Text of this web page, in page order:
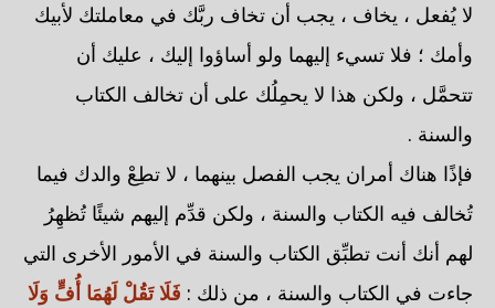
لا يُفعل ، يخاف ، يجب أن تخاف ربَّك في معاملتك لأبيك
وأمك ؛ فلا تسيء إليهما ولو أساؤوا إليك ، عليك أن
تتحمَّل ، ولكن هذا لا يحمِلُك على أن تخالف الكتاب
والسنة .
فإذًا هناك أمران يجب الفصل بينهما ، لا تطِعْ والدك فيما
تُخالف فيه الكتاب والسنة ، ولكن قدِّم إليهم شيئًا تُظهِرُ
لهم أنك أنت تطبِّق الكتاب والسنة في الأمور الأخرى التي
جاءت في الكتاب والسنة ، من ذلك : فَلَا تَقُلْ لَهُمَا أُفٍّ وَلَا